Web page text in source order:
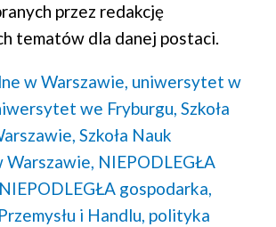
przez redakcję
tematów dla danej postaci.
w Warszawie, uniwersytet w
we Fryburgu, Szkoła
Szkoła Nauk
Warszawie, NIEPODLEGŁA
NIEPODLEGŁA gospodarka,
i Handlu, polityka